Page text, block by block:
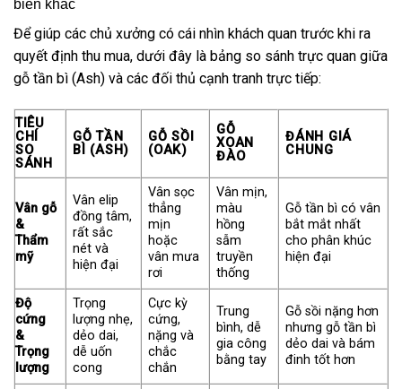
biến khác
Để giúp các chủ xưởng có cái nhìn khách quan trước khi ra
quyết định thu mua, dưới đây là bảng so sánh trực quan giữa
gỗ tần bì (Ash) và các đối thủ cạnh tranh trực tiếp:
TIÊU
CHÍ
SO
SÁNH
GỖ TẦN
BÌ (ASH)
GỖ SỒI
(OAK)
GỖ
XOAN
ĐÀO
ĐÁNH GIÁ
CHUNG
Vân gỗ
&
Thẩm
mỹ
Vân elip
đồng tâm,
rất sắc
nét và
hiện đại
Vân sọc
thẳng
mịn
hoặc
vân mưa
rơi
Vân mịn,
màu
hồng
sẫm
truyền
thống
Gỗ tần bì có vân
bắt mắt nhất
cho phân khúc
hiện đại
Độ
cứng
&
Trọng
lượng
Trọng
lượng nhẹ,
dẻo dai,
dễ uốn
cong
Cực kỳ
cứng,
nặng và
chắc
chắn
Trung
bình, dễ
gia công
bằng tay
Gỗ sồi nặng hơn
nhưng gỗ tần bì
dẻo dai và bám
đinh tốt hơn